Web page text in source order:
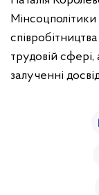
Мінсоцполітики
трудовій
залученні